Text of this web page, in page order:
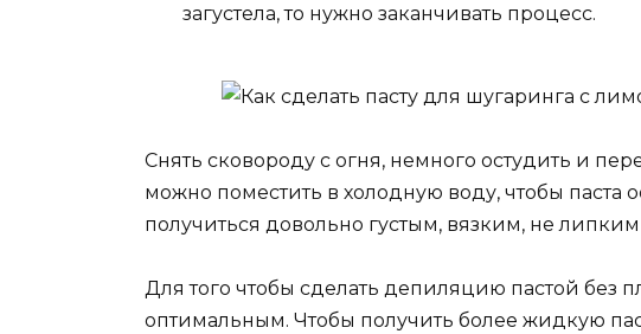
загустела, то нужно заканчивать процесс.
Снять сковороду с огня, немного остудить и
можно поместить в холодную воду, чтобы паста
получиться довольно густым, вязким, не
Для того чтобы сделать депиляцию пастой без
оптимальным. Чтобы получить более жидкую